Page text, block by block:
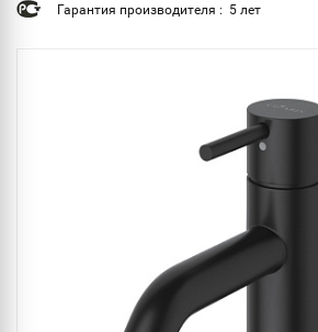
Гарантия производителя : 5 лет